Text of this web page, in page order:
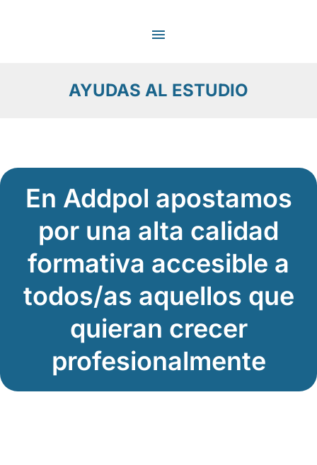
AYUDAS AL ESTUDIO
En Addpol apostamos
por una alta calidad
formativa accesible a
todos/as aquellos que
quieran crecer
profesionalmente